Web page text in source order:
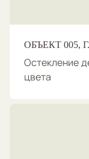
ОБЪЕКТ 005,
Остекление
цвета